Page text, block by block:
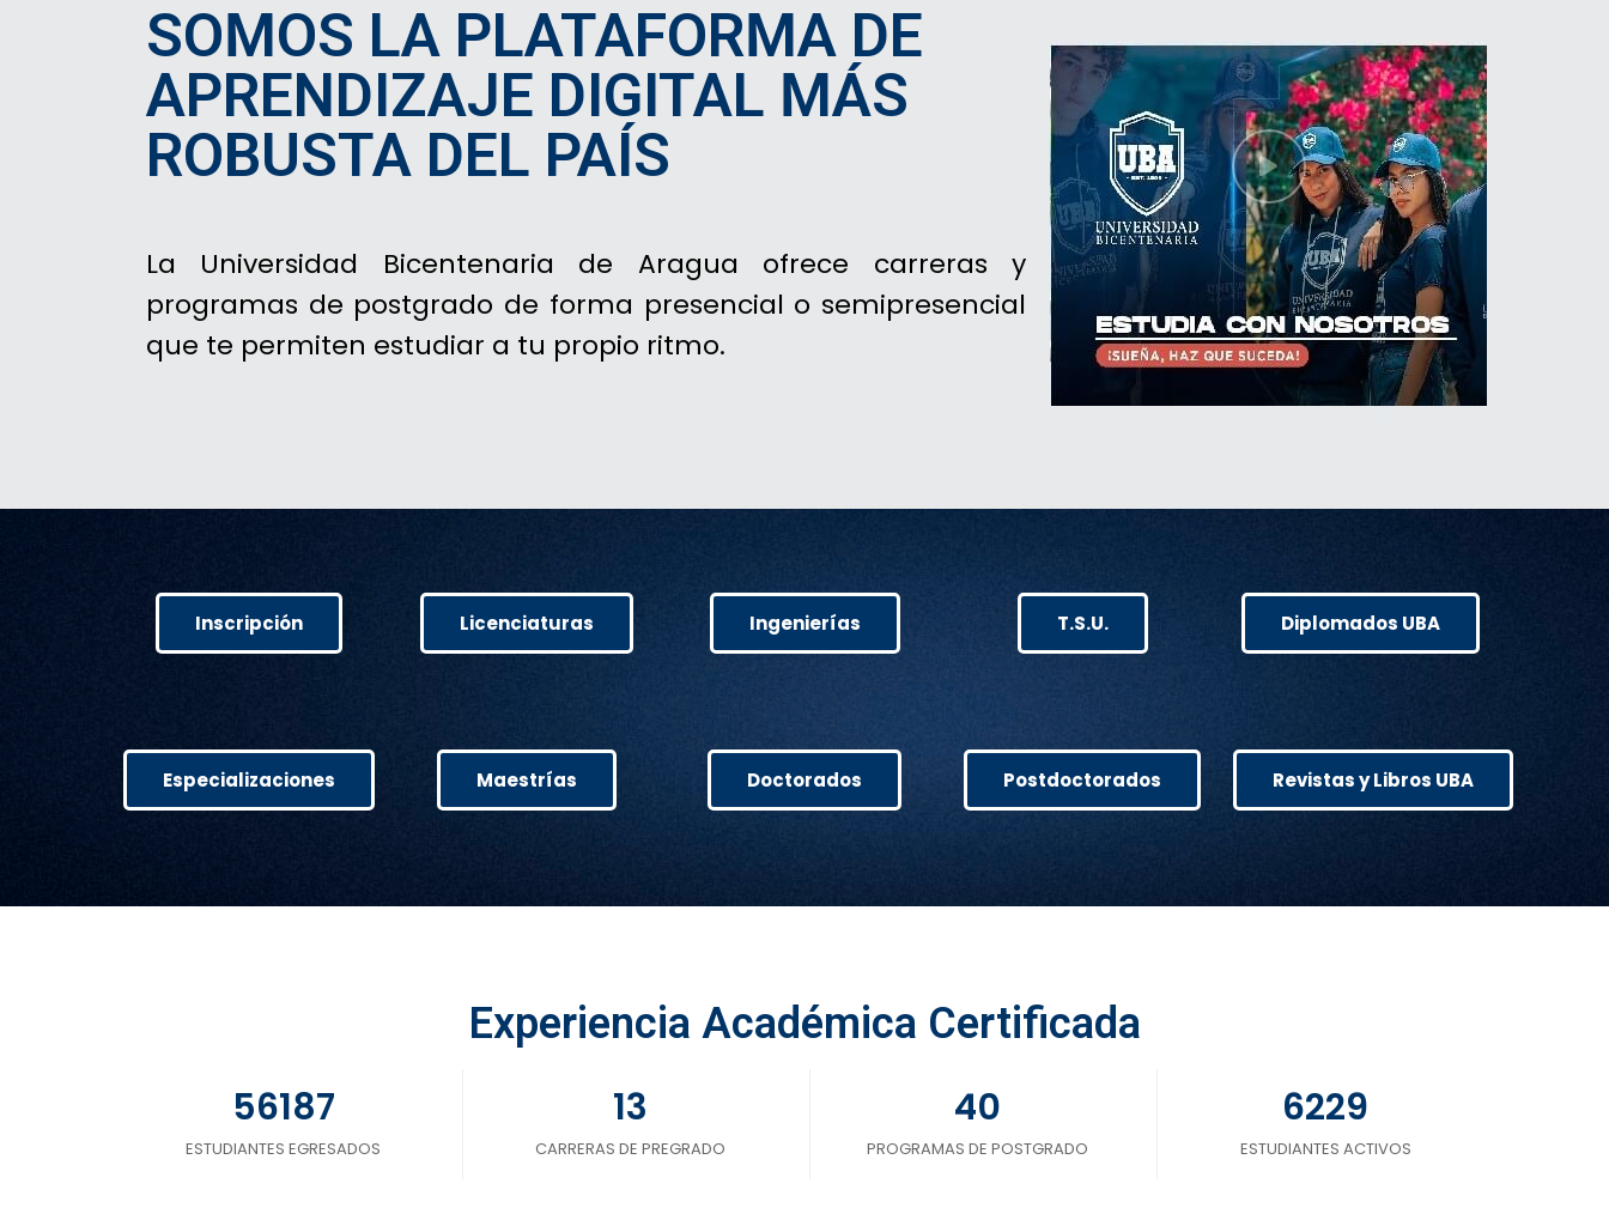
SOMOS LA PLATAFORMA DE
APRENDIZAJE DIGITAL MÁS
ROBUSTA DEL PAÍS
La Universidad Bicentenaria de Aragua ofrece carreras y
programas de postgrado de forma presencial o semipresencial
que te permiten estudiar a tu propio ritmo.
Inscripción
Especializaciones
Licenciaturas
Maestrías
Ingenierías
Doctorados
T.S.U.
Postdoctorados
Diplomados UBA
Revistas y Libros UBA
Experiencia Académica Certificada
56187
ESTUDIANTES EGRESADOS
13
CARRERAS DE PREGRADO
40
PROGRAMAS DE POSTGRADO
6229
ESTUDIANTES ACTIVOS